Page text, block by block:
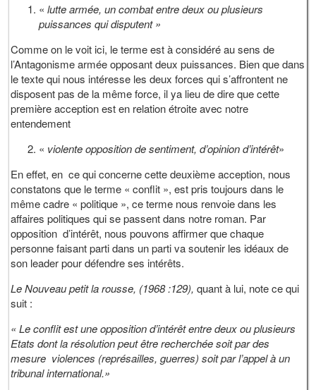
«lutte armée, un combat entre deux ou plusieurs
puissances qui disputent »
Comme on le voit ici, le terme est à considéré au sens de
l’Antagonisme armée opposant deux puissances. Bien que dans
le texte qui nous intéresse les deux forces qui s’affrontent ne
disposent pas de la même force, il ya lieu de dire que cette
première acception est en relation étroite avec notre
entendement
« violente opposition de sentiment, d’opinion d’intérêt»
En effet, en ce qui concerne cette deuxième acception, nous
constatons que le terme « conflit », est pris toujours dans le
même cadre « politique », ce terme nous renvoie dans les
affaires politiques qui se passent dans notre roman. Par
opposition d’intérêt, nous pouvons affirmer que chaque
personne faisant parti dans un parti va soutenir les idéaux de
son leader pour défendre ses intérêts.
Le Nouveau petit la rousse, (1968 :129), quant à lui, note ce qui
suit :
« Le conflit est une opposition d’intérêt entre deux ou plusieurs
Etats dont la résolution peut être recherchée soit par des
mesure violences (représailles, guerres) soit par l’appel à un
tribunal international.»